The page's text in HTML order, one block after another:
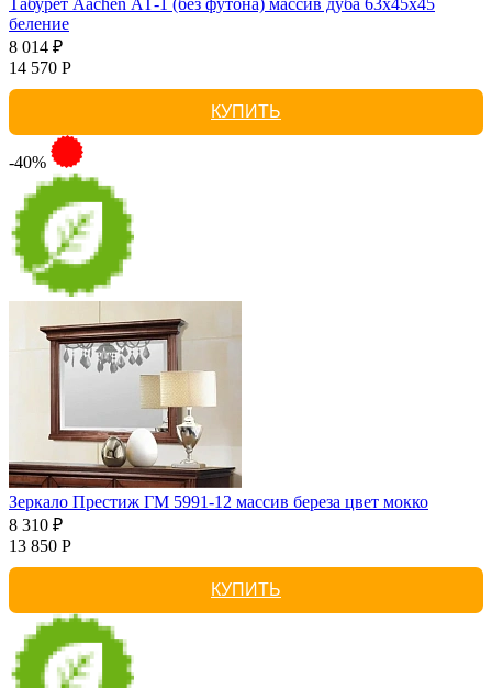
Табурет Aachen АТ-1 (без футона) массив дуба 63х45х45
беление
8 014 ₽
14 570 Р
КУПИТЬ
-40%
Зеркало Престиж ГМ 5991-12 массив береза цвет мокко
8 310 ₽
13 850 Р
КУПИТЬ